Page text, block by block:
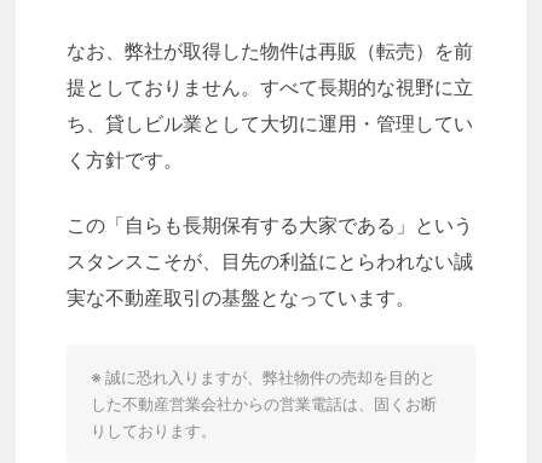
なお、弊社が取得した物件は再販（転売）を前
提としておりません。すべて長期的な視野に立
ち、貸しビル業として大切に運用・管理してい
く方針です。
この「自らも長期保有する大家である」という
スタンスこそが、目先の利益にとらわれない誠
実な不動産取引の基盤となっています。
※ 誠に恐れ入りますが、弊社物件の売却を目的と
した不動産営業会社からの営業電話は、固くお断
りしております。